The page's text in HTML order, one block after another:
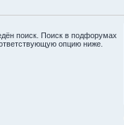
поиск. Поиск в подфорумах
опцию ниже.